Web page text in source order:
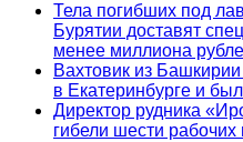
Тела погибших под
Бурятии доставят
менее миллиона
Вахтовик из
в Екатеринбурге и
Директор рудника
гибели шести